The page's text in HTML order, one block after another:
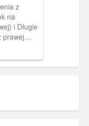
z
na
i Długie
prawej